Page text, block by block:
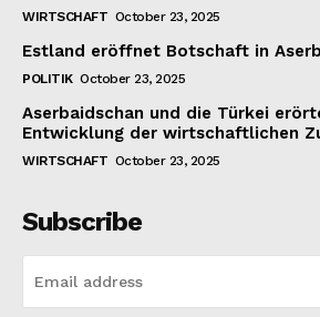
WIRTSCHAFT October 23, 2025
Estland eröffnet Botschaft in
POLITIK October 23, 2025
Aserbaidschan und die Türkei
Entwicklung der wirtschaftlichen
WIRTSCHAFT October 23, 2025
Subscribe